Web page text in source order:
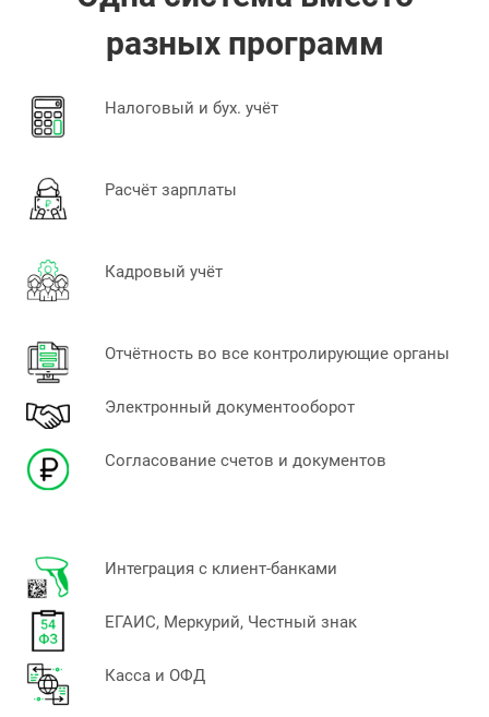
разных программ
Налоговый и бух. учёт
Расчёт зарплаты
Кадровый учёт
Отчётность во все контролирующие органы
Электронный документооборот
Согласование счетов и документов
Интеграция с клиент-банками
ЕГАИС, Меркурий, Честный знак
Касса и ОФД